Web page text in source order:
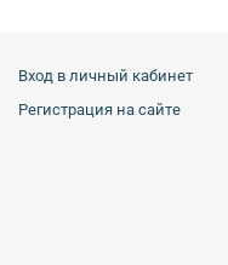
Вход в личный кабинет
Регистрация на сайте